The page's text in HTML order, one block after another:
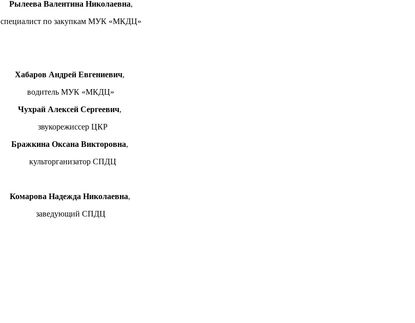
Рылеева Валентина Николаевна,
специалист по закупкам МУК «МКДЦ»
Хабаров Андрей Евгениевич,
водитель МУК «МКДЦ»
Чухрай Алексей Сергеевич,
звукорежиссер ЦКР
Бражкина Оксана Викторовна,
культорганизатор СПДЦ
Комарова Надежда Николаевна,
заведующий СПДЦ